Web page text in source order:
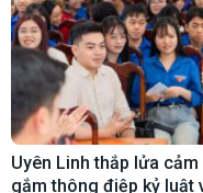
Uyên Linh thắp lửa
gắm thông điệp kỷ luật